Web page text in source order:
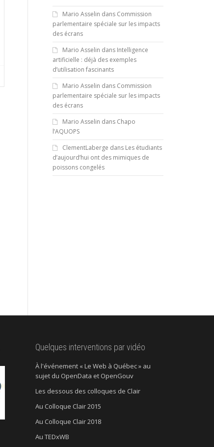
Mario Asselin dans Commission
parlementaire spéciale sur les impacts
des écrans
Mario Asselin dans Intelligence
artificielle : déjà des exemples
d’utilisation fascinants
Mario Asselin dans Commission
parlementaire spéciale sur les impacts
des écrans
Mario Asselin dans Chapo
l’AQUOPS
ClementLaberge dans Les étudiants
d’aujourd’hui ont des mimiques de
poissons congelés
Quelques interventions par vidéo
À l'événement « Le Web à Québec » au
sujet du OpenData et OpenGouv
Les dessous des colloques de Clair
Au Colloque Clair 2015
Au Colloque Clair 2018
Au TEDxWB